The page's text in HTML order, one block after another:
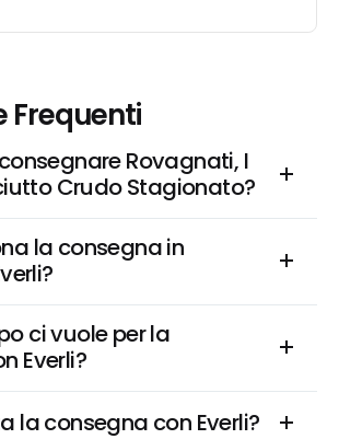
Frequenti
Rovagnati, I
Crudo Stagionato?
la consegna in
ci vuole per la
Everli?
la consegna con Everli?